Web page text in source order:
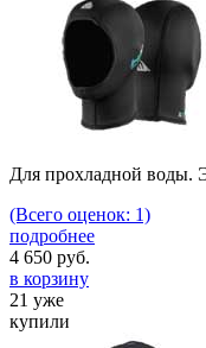
Для прохладной воды.
(Всего оценок: 1)
подробнее
4 650 руб.
в корзину
21 уже
купили